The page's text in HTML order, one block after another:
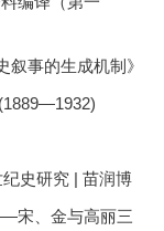
叙事的生成机制》
纪史研究 | 苗润博
宋、金与高丽三